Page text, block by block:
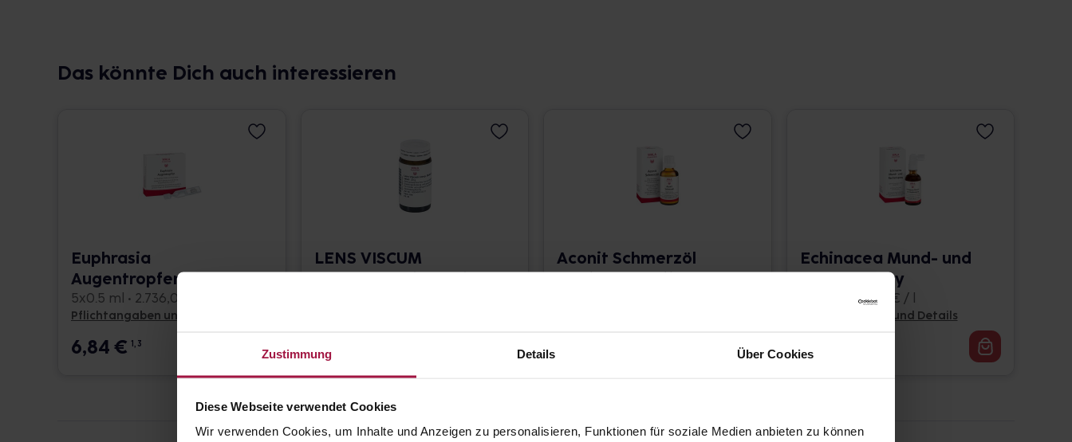
Zustimmung Details Über Cookies
Diese Webseite verwendet Cookies
Wir verwenden Cookies, um Inhalte und Anzeigen zu personalisieren, Funktionen für soziale Medien anbieten zu können
Das könnte Dich auch interessieren
Euphrasia
Augentropfen
5x0.5 ml • 2.736,00 € / l
Pflichtangaben und Details
6,84€ 1, 3
LENS VISCUM
comp.Globuli velati
12,79
Aconit Schmerzöl
50 ml • 225,40 € / l
Echinacea Mund- und
Rachenspray
50 ml • 225,40 € / l
Pflichtangaben und Details
11,27